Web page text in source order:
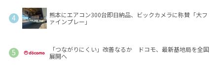
熊本にエアコン300台即日納品、ビックカメラに称賛「大フ
ァインプレー」
「つながりにくい」改善なるか ドコモ、最新基地局を全国
展開へ